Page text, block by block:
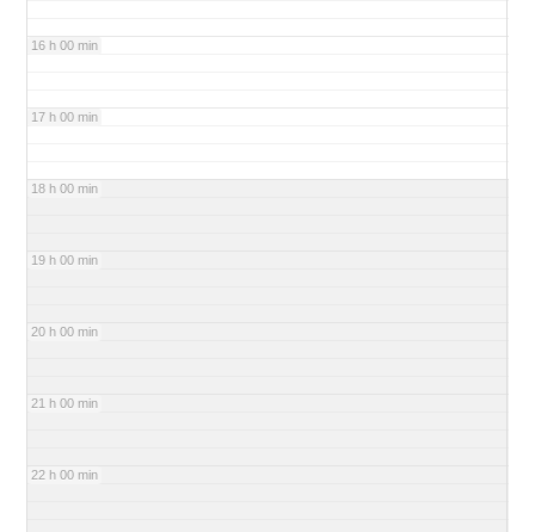
16 h 00 min
17 h 00 min
18 h 00 min
19 h 00 min
20 h 00 min
21 h 00 min
22 h 00 min